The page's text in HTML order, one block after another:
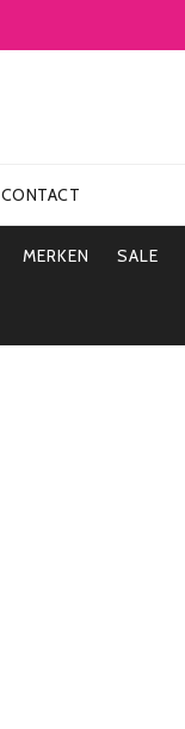
CONTACT
MERKEN SALE